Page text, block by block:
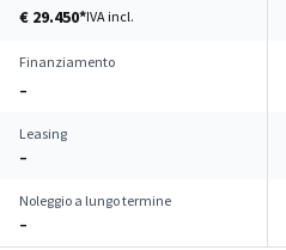
€ 29.450*IVA incl.
Finanziamento
–
Leasing
–
Noleggio a lungo termine
–